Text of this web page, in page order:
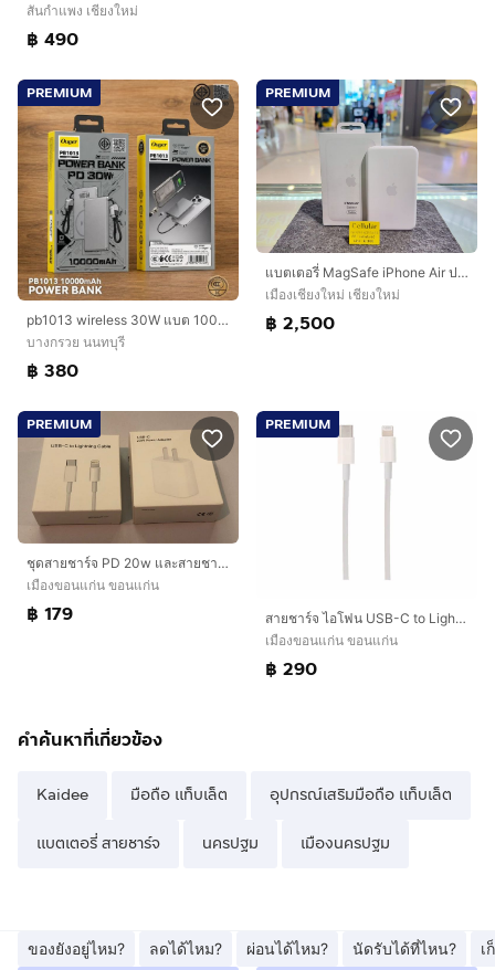
สันกำแพง เชียงใหม่
฿ 490
PREMIUM
pb1013 wireless 30W แบต 10000mah มีสาย ไอโฟนกับไทซี ไปจีนได้ มีccc มอก.
บางกรวย นนทบุรี
฿ 380
PREMIUM
แบตเตอรี่ MagSafe iPhone Air ประกันศูนย์เกือบปี
เมืองเชียงใหม่ เชียงใหม่
฿ 2,500
PREMIUM
ชุดสายชาร์จ PD 20w และสายชาร์จ type c to lighting
เมืองขอนแก่น ขอนแก่น
฿ 179
PREMIUM
สายชาร์จ ไอโฟน USB-C to Lighting (1M)
เมืองขอนแก่น ขอนแก่น
฿ 290
คำค้นหาที่เกี่ยวข้อง
Kaidee มือถือ แท็บเล็ต อุปกรณ์เสริมมือถือ แท็บเล็ต
แบตเตอรี่ สายชาร์จ นครปฐม เมืองนครปฐม
ของยังอยู่ไหม? ลดได้ไหม? ผ่อนได้ไหม? นัดรับได้ที่ไหน? เ